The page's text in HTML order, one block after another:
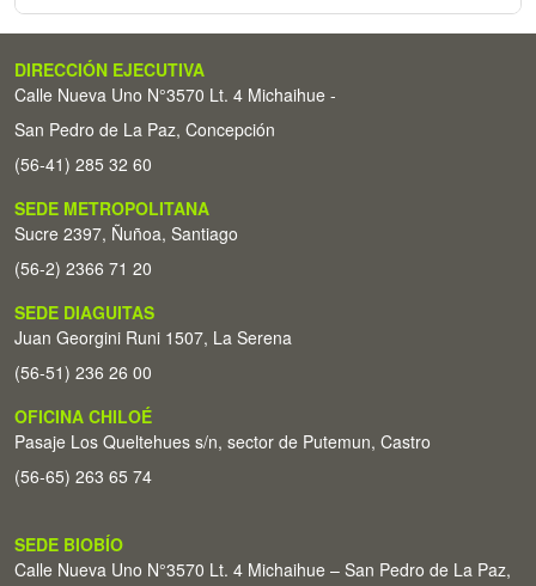
DIRECCIÓN EJECUTIVA
Calle Nueva Uno N°3570 Lt. 4 Michaihue -
San Pedro de La Paz, Concepción
(56-41) 285 32 60
SEDE METROPOLITANA
Sucre 2397, Ñuñoa, Santiago
(56-2) 2366 71 20
SEDE DIAGUITAS
Juan Georgini Runi 1507, La Serena
(56-51) 236 26 00
OFICINA CHILOÉ
Pasaje Los Queltehues s/n, sector de Putemun, Castro
(56-65) 263 65 74
SEDE BIOBÍO
Calle Nueva Uno N°3570 Lt. 4 Michaihue – San Pedro de La Paz,